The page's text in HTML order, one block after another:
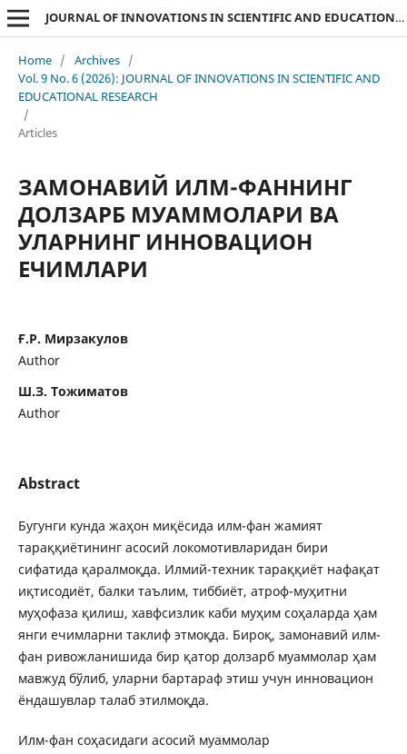
JOURNAL OF INNOVATIONS IN SCIENTIFIC AND EDUCATIONAL RESEARCH
Home / Archives /
Vol. 9 No. 6 (2026): JOURNAL OF INNOVATIONS IN SCIENTIFIC AND
EDUCATIONAL RESEARCH
/
Articles
ЗАМОНАВИЙ ИЛМ-ФАННИНГ
ДОЛЗАРБ МУАММОЛАРИ ВА
УЛАРНИНГ ИННОВАЦИОН
ЕЧИМЛАРИ
Ғ.Р. Мирзакулов
Author
Ш.З. Тожиматов
Author
Abstract
Бугунги кунда жаҳон миқёсида илм-фан жамият
тараққиётининг асосий локомотивларидан бири
сифатида қаралмоқда. Илмий-техник тараққиёт нафақат
иқтисодиёт, балки таълим, тиббиёт, атроф-муҳитни
муҳофаза қилиш, хавфсизлик каби муҳим соҳаларда ҳам
янги ечимларни таклиф этмоқда. Бироқ, замонавий илм-
фан ривожланишида бир қатор долзарб муаммолар ҳам
мавжуд бўлиб, уларни бартараф этиш учун инновацион
ёндашувлар талаб этилмоқда.
Илм-фан соҳасидаги асосий муаммолар